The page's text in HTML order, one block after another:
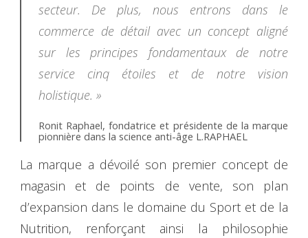
secteur. De plus, nous entrons dans le
commerce de détail avec un concept aligné
sur les principes fondamentaux de notre
service cinq étoiles et de notre vision
holistique. »
Ronit Raphael, fondatrice et présidente de la marque
pionnière dans la science anti-âge L.RAPHAEL
La marque a dévoilé son premier concept de
magasin et de points de vente, son plan
d’expansion dans le domaine du Sport et de la
Nutrition, renforçant ainsi la philosophie